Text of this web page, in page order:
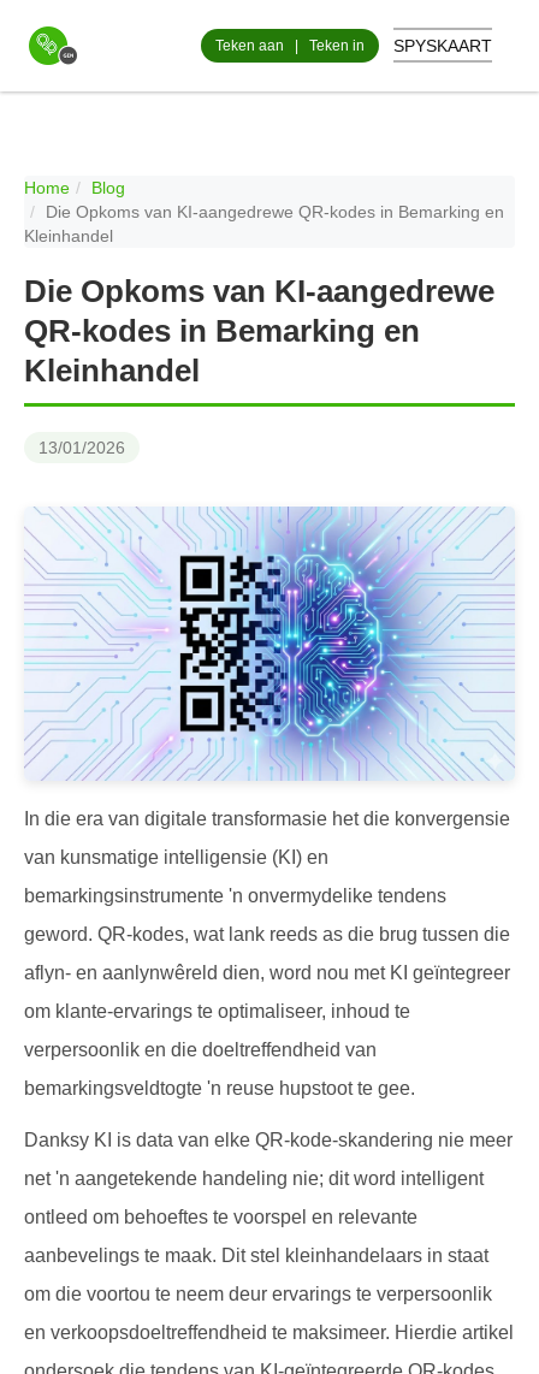
Teken aan Teken in SPYSKAART
Home
Blog
Die Opkoms van KI-aangedrewe QR-kodes in Bemarking en
Kleinhandel
Die Opkoms van KI-aangedrewe
QR-kodes in Bemarking en
Kleinhandel
13/01/2026
In die era van digitale transformasie het die konvergensie
van kunsmatige intelligensie (KI) en
bemarkingsinstrumente 'n onvermydelike tendens
geword. QR-kodes, wat lank reeds as die brug tussen die
aflyn- en aanlynwêreld dien, word nou met KI geïntegreer
om klante-ervarings te optimaliseer, inhoud te
verpersoonlik en die doeltreffendheid van
bemarkingsveldtogte 'n reuse hupstoot te gee.
Danksy KI is data van elke QR-kode-skandering nie meer
net 'n aangetekende handeling nie; dit word intelligent
ontleed om behoeftes te voorspel en relevante
aanbevelings te maak. Dit stel kleinhandelaars in staat
om die voortou te neem deur ervarings te verpersoonlik
en verkoopsdoeltreffendheid te maksimeer. Hierdie artikel